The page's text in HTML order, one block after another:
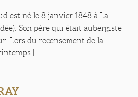
est né le 8 janvier 1848 à La
Son père qui était aubergiste
Lors du recensement de la
[...]